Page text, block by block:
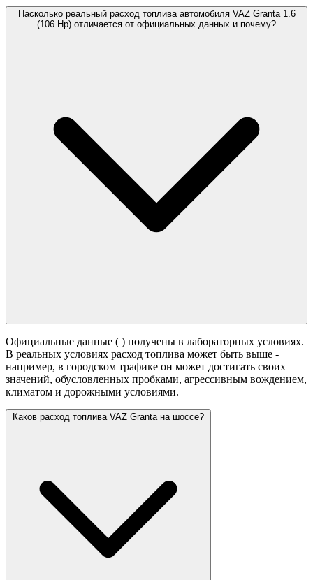
Насколько реальный расход топлива автомобиля VAZ Granta 1.6
(106 Hp) отличается от официальных данных и почему?
Официальные данные ( ) получены в лабораторных условиях.
В реальных условиях расход топлива может быть выше -
например, в городском трафике он может достигать своих
значений, обусловленных пробками, агрессивным вождением,
климатом и дорожными условиями.
Каков расход топлива VAZ Granta на шоссе?